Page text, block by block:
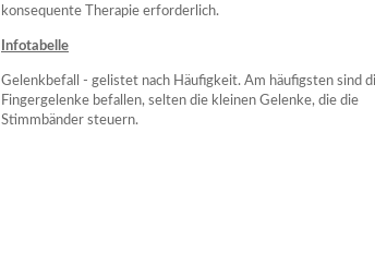
konsequente Therapie erforderlich.
Infotabelle
Gelenkbefall - gelistet nach Häufigkeit. Am häufigsten sind
Fingergelenke befallen, selten die kleinen Gelenke, die die
Stimmbänder steuern.